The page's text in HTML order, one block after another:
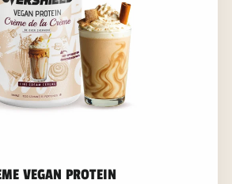
VEGAN PROTEIN